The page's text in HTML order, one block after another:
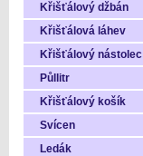
Křišťálový džbán
Křišťálová láhev
Křišťálový nástolec
Půllitr
Křišťálový košík
Svícen
Ledák